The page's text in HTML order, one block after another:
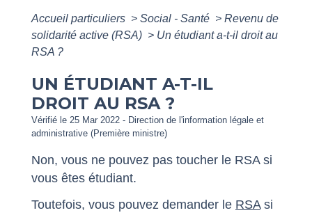
Accueil particuliers > Social - Santé > Revenu de
solidarité active (RSA) > Un étudiant a-t-il droit au
RSA ?
UN ÉTUDIANT A-T-IL
DROIT AU RSA ?
Vérifié le 25 Mar 2022 - Direction de l'information légale et
administrative (Première ministre)
Non, vous ne pouvez pas toucher le RSA si
vous êtes étudiant.
Toutefois, vous pouvez demander le RSAsi